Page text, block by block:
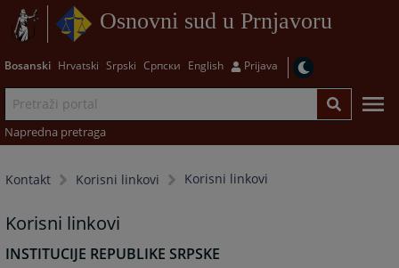
Osnovni sud u Prnjavoru
Bosanski Hrvatski Srpski Српски English Prijava
Napredna pretraga
Kontakt Korisni linkovi Korisni linkovi
Korisni linkovi
INSTITUCIJE REPUBLIKE SRPSKE